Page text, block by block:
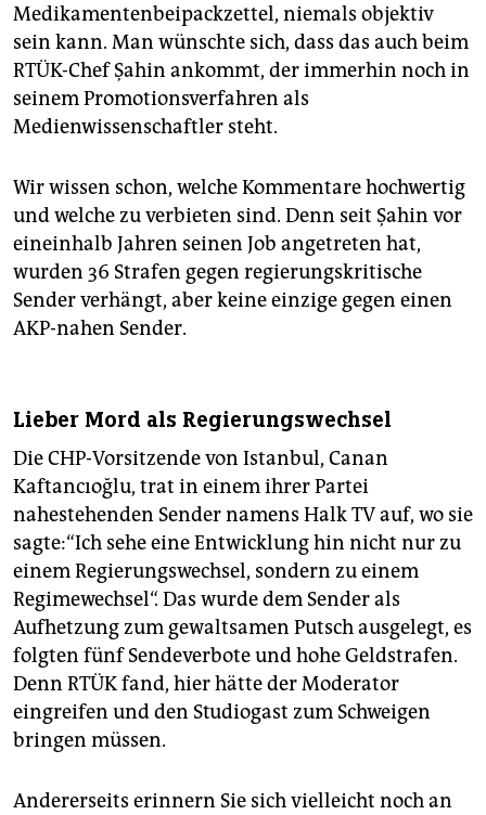
Medikamentenbeipackzettel, niemals objektiv
sein kann. Man wünschte sich, dass das auch beim
RTÜK-Chef Şahin ankommt, der immerhin noch in
seinem Promotionsverfahren als
Medienwissenschaftler steht.
Wir wissen schon, welche Kommentare hochwertig
und welche zu verbieten sind. Denn seit Şahin vor
eineinhalb Jahren seinen Job angetreten hat,
wurden 36 Strafen gegen regierungskritische
Sender verhängt, aber keine einzige gegen einen
AKP-nahen Sender.
Lieber Mord als Regierungswechsel
Die CHP-Vorsitzende von Istanbul, Canan
Kaftancıoğlu, trat in einem ihrer Partei
nahestehenden Sender namens Halk TV auf, wo sie
sagte:“Ich sehe eine Entwicklung hin nicht nur zu
einem Regierungswechsel, sondern zu einem
Regimewechsel“. Das wurde dem Sender als
Aufhetzung zum gewaltsamen Putsch ausgelegt, es
folgten fünf Sendeverbote und hohe Geldstrafen.
Denn RTÜK fand, hier hätte der Moderator
eingreifen und den Studiogast zum Schweigen
bringen müssen.
Andererseits erinnern Sie sich vielleicht noch an